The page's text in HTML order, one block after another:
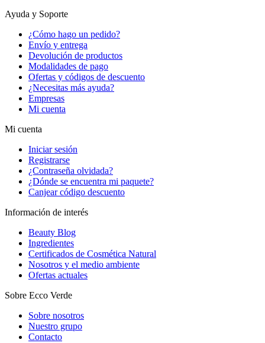
Ayuda y Soporte
¿Cómo hago un pedido?
Envío y entrega
Devolución de productos
Modalidades de pago
Ofertas y códigos de descuento
¿Necesitas más ayuda?
Empresas
Mi cuenta
Mi cuenta
Iniciar sesión
Registrarse
¿Contraseña olvidada?
¿Dónde se encuentra mi paquete?
Canjear código descuento
Información de interés
Beauty Blog
Ingredientes
Certificados de Cosmética Natural
Nosotros y el medio ambiente
Ofertas actuales
Sobre Ecco Verde
Sobre nosotros
Nuestro grupo
Contacto